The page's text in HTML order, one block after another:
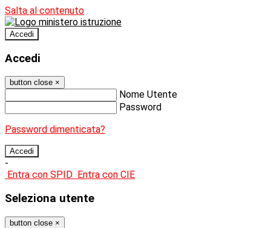
Salta al contenuto
Accedi
Accedi
button close ×
Nome Utente
Password
Password dimenticata?
-
Entra con SPID Entra con CIE
Seleziona utente
button close ×